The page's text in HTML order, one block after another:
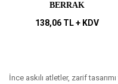
BERRAK
138,06 TL + KDV
İnce askılı atletler, zarif